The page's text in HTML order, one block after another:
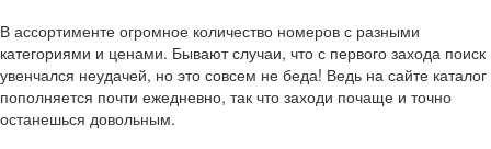
В ассортименте огромное количество номеров с разными
категориями и ценами. Бывают случаи, что с первого захода поиск
увенчался неудачей, но это совсем не беда! Ведь на сайте каталог
пополняется почти ежедневно, так что заходи почаще и точно
останешься довольным.